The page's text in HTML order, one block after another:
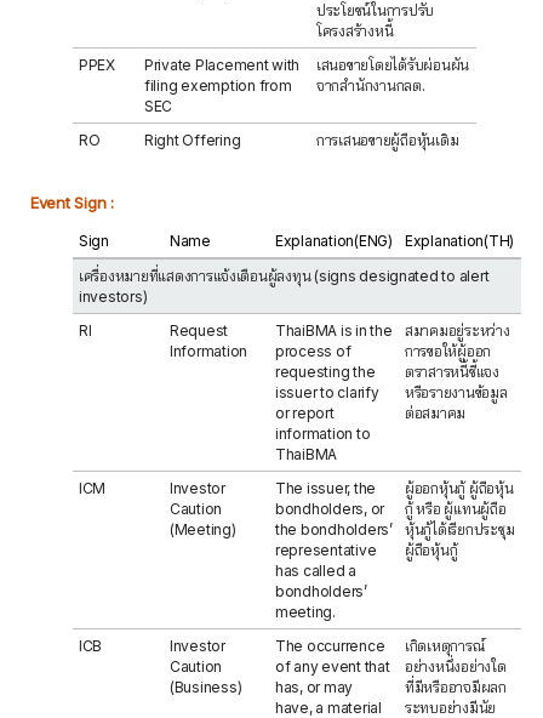
ประโยชน์ในการปรับ
โครงสร้างหนี้
PPEX
Private Placement with
filing exemption from
SEC
เสนอขายโดยได้รับผ่อนผัน
จากสำนักงานกลต.
RO Right Offering การเสนอขายผู้ถือหุ้นเดิม
Event Sign :
Sign Name Explanation(ENG)
Explanation(TH)
เครื่องหมายที่แสดงการแจ้งเตือนผู้ลงทุน (signs designated to alert
investors)
RI
Request
Information
ThaiBMA is in the
process of
requesting the
issuer to clarify
or report
information to
ThaiBMA
สมาคมอยู่ระหว่าง
การขอให้ผู้ออก
ตราสารหนี้ชี้แจง
หรือรายงานข้อมูล
ต่อสมาคม
ICM
Investor
Caution
(Meeting)
The issuer, the
bondholders, or
the bondholders’
representative
has called a
bondholders’
meeting.
ผู้ออกหุ้นกู้ ผู้ถือหุ้น
กู้ หรือ ผู้แทนผู้ถือ
หุ้นกู้ได้เรียกประชุม
ผู้ถือหุ้นกู้
ICB
Investor
Caution
(Business)
The occurrence
of any event that
has, or may
have, a material
เกิดเหตุการณ์
อย่างหนึ่งอย่างใด
ที่มีหรืออาจมีผลก
ระทบอย่างมีนัย